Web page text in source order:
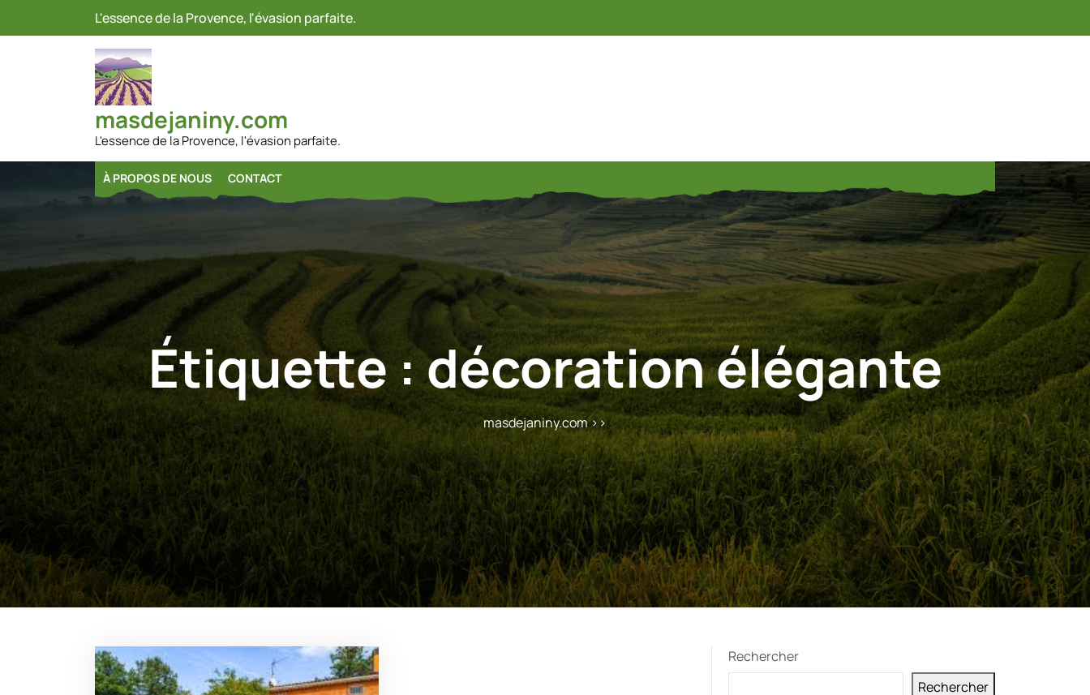
L'essence de la Provence, l'évasion parfaite.
masdejaniny.com
L'essence de la Provence, l'évasion parfaite.
À PROPOS DE NOUS CONTACT
Étiquette :décoration élégante
masdejaniny.com>>
Rechercher
Rechercher